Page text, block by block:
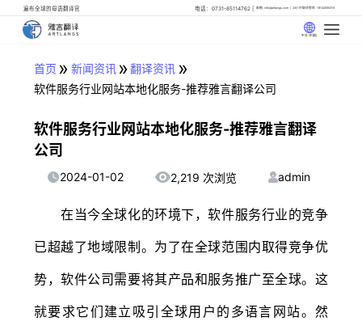
遍布全球的母语翻译官 电话：0731-85114762 邮箱: info@artlangs.com 24小时翻译管家: 18142666316
中文 (中国)
首页 » 新闻资讯» 翻译资讯 »
软件服务行业网站本地化服务-推荐雅言翻译公司
软件服务行业网站本地化服务-推荐雅言翻译
公司
2024-01-02 2,219 次浏览 admin
在当今全球化的环境下，软件服务行业的竞争
已超越了地域限制。为了在全球范围内取得竞争优
势，软件公司需要将其产品和服务推广至全球。这
就要求它们建立吸引全球用户的多语言网站。然